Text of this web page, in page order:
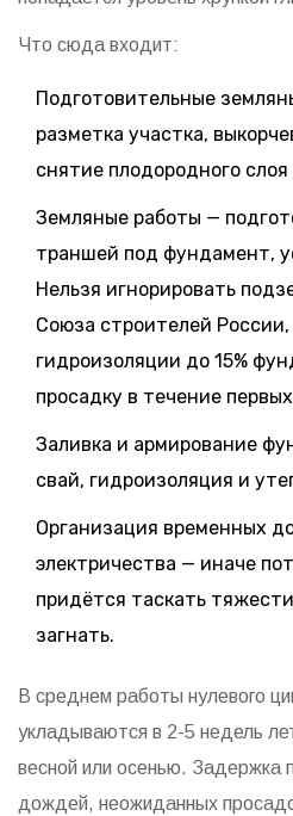
Что сюда входит:
Подготовительные
разметка участка,
снятие плодородного слоя
Земляные работы —
траншей под фундамент,
Нельзя игнорировать
Союза строителей
гидроизоляции до 15%
просадку в течение
Заливка и армирование
свай, гидроизоляция и
Организация временных
электричества — иначе
придётся таскать
загнать.
В среднем работы нулевого
укладываются в 2-5 недель
весной или осенью. Задержка
дождей, неожиданных